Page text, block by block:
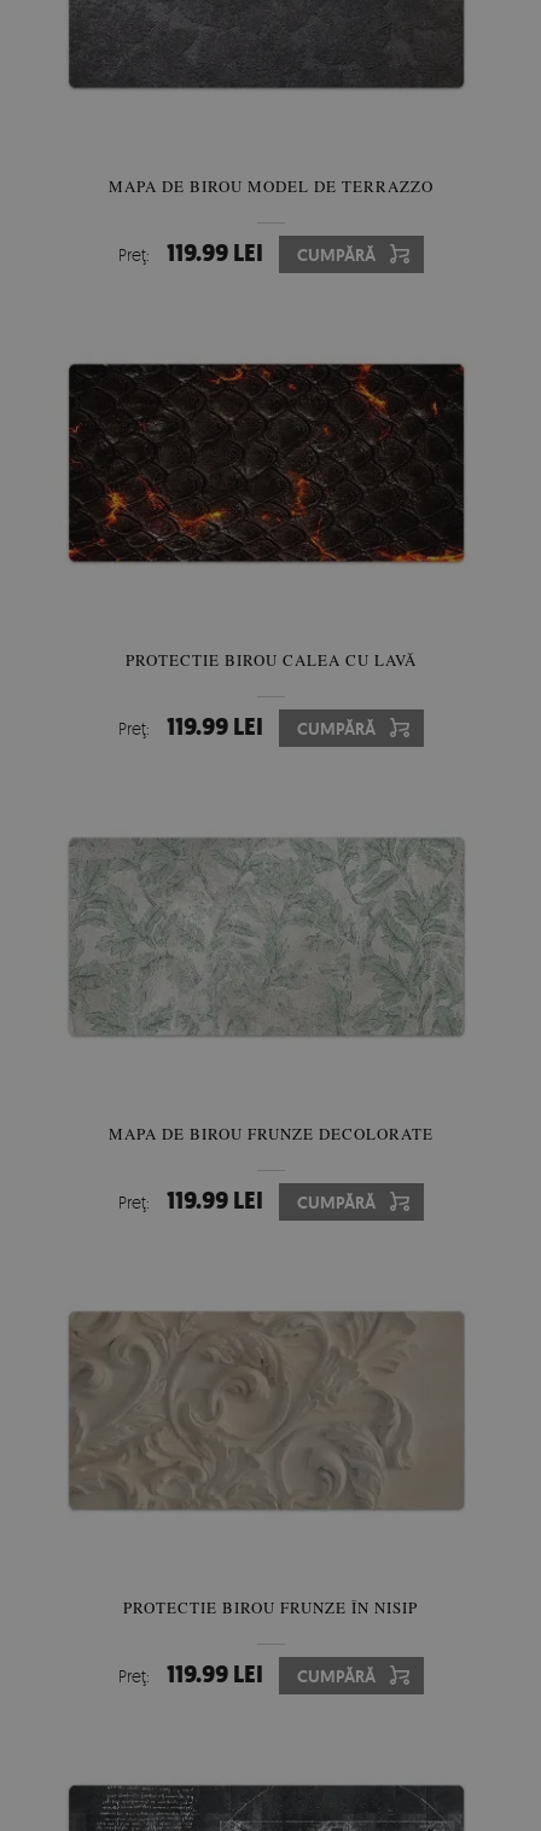
MAPA DE BIROU MODEL DE TERRAZZO
Preţ: 119.99 LEI CUMPĂRĂ
PROTECTIE BIROU CALEA CU LAVĂ
Preţ: 119.99 LEI CUMPĂRĂ
MAPA DE BIROU FRUNZE DECOLORATE
Preţ: 119.99 LEI CUMPĂRĂ
PROTECTIE BIROU FRUNZE ÎN NISIP
Preţ: 119.99 LEI CUMPĂRĂ